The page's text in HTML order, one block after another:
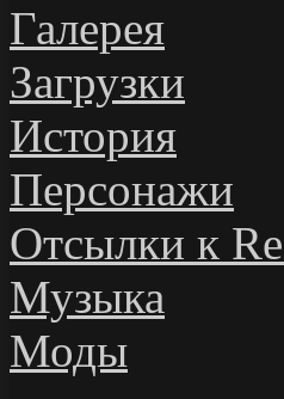
Галерея
Загрузки
История
Персонажи
Отсылки к
Музыка
Моды